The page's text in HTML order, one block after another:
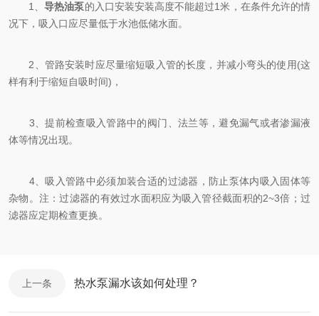
1、导热油泵的入口安装安装高度不能超过1米，在条件允许的情
况下，吸入口应尽量低于水池低储水面。
2、管路安装时应尽量缩短吸入管的长度，并减小弯头的使用(这
样有利于缩短自吸时间)，
3、提前检查吸入管路中的阀门、法兰等，避免漏气或者渗漏液
体等情况出现。
4、吸入管路中必须加装合适的过滤器，防止泵体内吸入固体等
杂物。注：过滤器的有效过水面积应为吸入管径截面积的2~3倍；过
滤器应定期检查更换。
上一条 热水泵漏水该如何处理？